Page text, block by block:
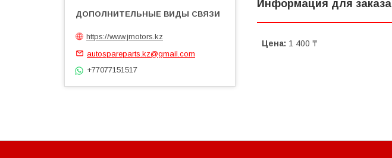
Информация для заказа
Цена: 1 400 ₸
https://www.jmotors.kz
autospareparts.kz@gmail.com
+77077151517